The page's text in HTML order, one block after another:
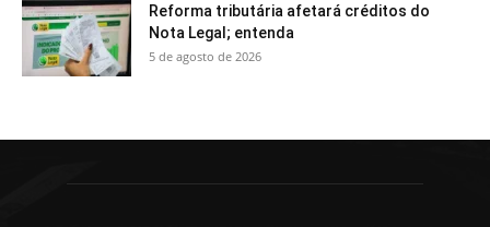
Reforma tributária afetará créditos do
Nota Legal; entenda
5 de agosto de 2026